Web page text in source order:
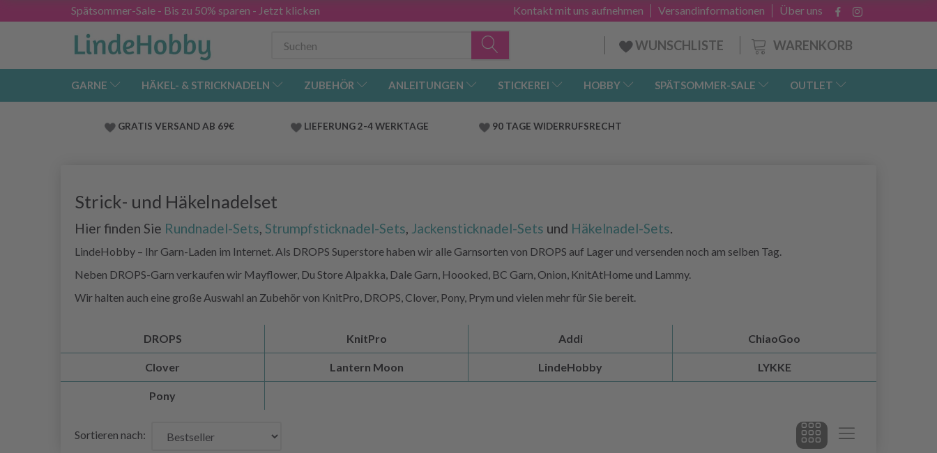
Spätsommer-Sale - Bis zu 50% sparen - Jetzt klicken Über uns
Versandinformationen
Kontakt mit uns aufnehmen
WARENKORB
WUNSCHLISTE
GARNE HÄKEL- & STRICKNADELN ZUBEHÖR ANLEITUNGEN STICKEREI HOBBY SPÄTSOMMER-SALE OUTLET
GRATIS VERSAND AB 69€ LIEFERUNG 2-4 WERKTAGE 90 TAGE WIDERRUFSRECHT
Strick- und Häkelnadelset
Hier finden Sie Rundnadel-Sets, Strumpfsticknadel-Sets, Jackensticknadel-Sets und Häkelnadel-Sets.
LindeHobby – Ihr Garn-Laden im Internet. Als DROPS Superstore haben wir alle Garnsorten von DROPS auf Lager und versenden noch am selben Tag.
Neben DROPS-Garn verkaufen wir Mayflower, Du Store Alpakka, Dale Garn, Hoooked, BC Garn, Onion, KnitAtHome und Lammy.
Wir halten auch eine große Auswahl an Zubehör von KnitPro, DROPS, Clover, Pony, Prym und vielen mehr für Sie bereit.
DROPS KnitPro Addi ChiaoGoo
Clover Lantern Moon LindeHobby LYKKE
Pony
Sortieren nach: